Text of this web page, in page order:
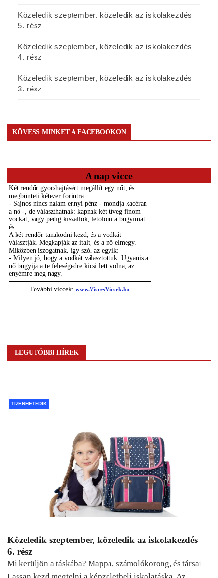
Közeledik szeptember, közeledik az iskolakezdés
5. rész
Közeledik szeptember, közeledik az iskolakezdés
4. rész
Közeledik szeptember, közeledik az iskolakezdés
3. rész
KÖVESS MINKET A FACEBOOKON
A nap vicce
LEGUTÓBBI HÍREK
TIZENHETEDIK
Közeledik szeptember, közeledik az iskolakezdés
6. rész
Mi kerüljön a táskába? Mappa, számolókorong, és társai